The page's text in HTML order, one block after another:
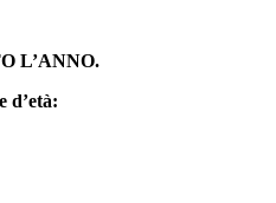
L’ANNO.
d’età: